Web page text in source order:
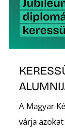
A Magyar
várja